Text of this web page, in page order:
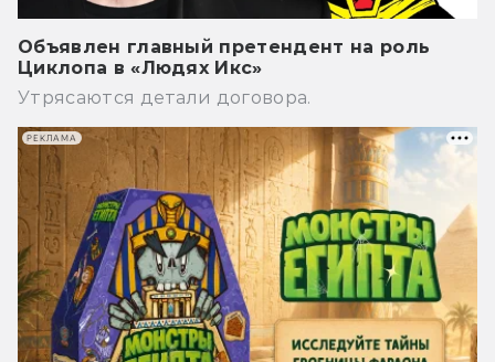
Объявлен главный претендент на роль
Циклопа в «Людях Икс»
Утрясаются детали договора.
РЕКЛАМА